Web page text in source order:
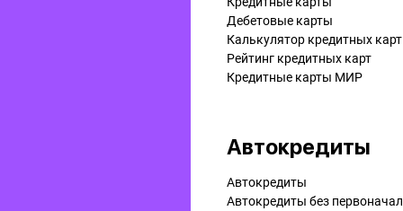
Дебетовые карты
Калькулятор кредитных карт
Рейтинг кредитных карт
Кредитные карты МИР
Автокредиты
Автокредиты
Автокредиты без